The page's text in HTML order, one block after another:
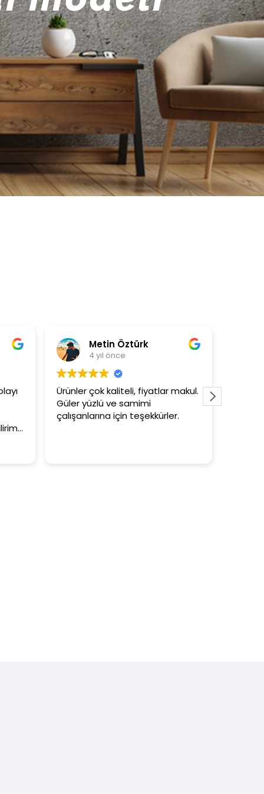
Metin Öztürk
kaliteli, fiyatlar makul.
ve samimi
için teşekkürler.
Asli Ersoy
3+1 evin kagidini kapataslak
tutar